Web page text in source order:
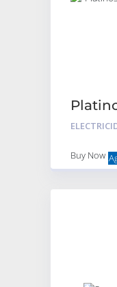
Ami8
Buy Now